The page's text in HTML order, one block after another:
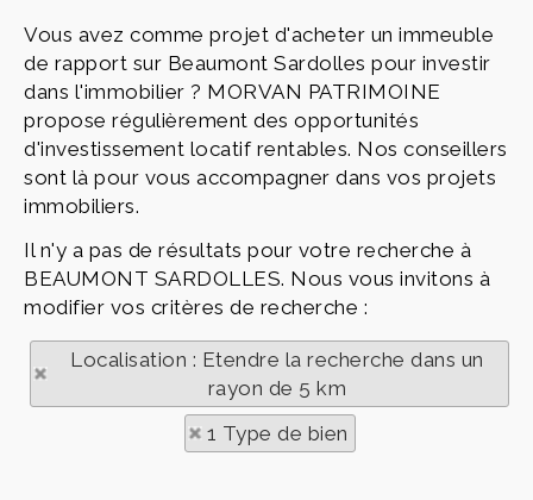
Vous avez comme projet d'acheter un immeuble
de rapport sur Beaumont Sardolles pour investir
dans l'immobilier ? MORVAN PATRIMOINE
propose régulièrement des opportunités
d'investissement locatif rentables. Nos conseillers
sont là pour vous accompagner dans vos projets
immobiliers.
Il n'y a pas de résultats pour votre recherche à
BEAUMONT SARDOLLES. Nous vous invitons à
modifier vos critères de recherche :
Localisation : Etendre la recherche dans un
rayon de 5 km
1 Type de bien